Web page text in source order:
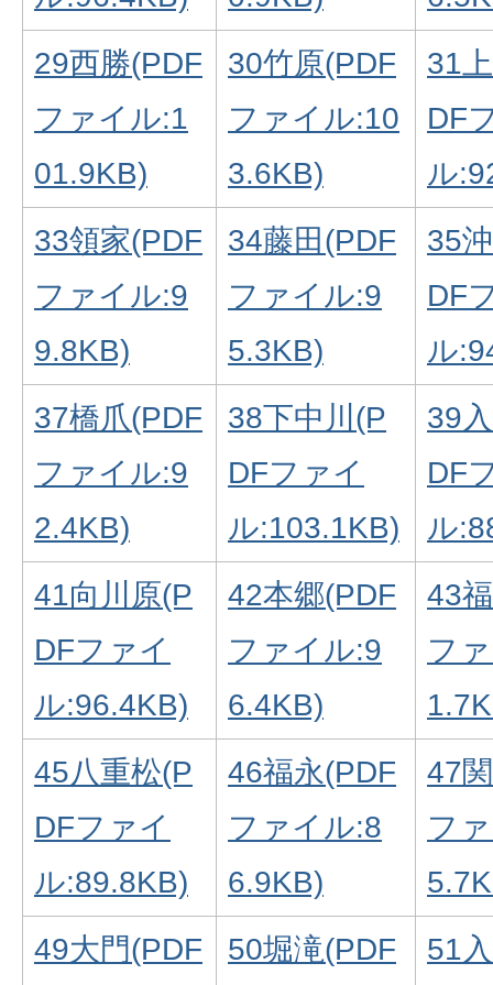
29西勝(PDF
ファイル:1
01.9KB)
30竹原(PDF
ファイル:10
3.6KB)
31
DF
ル
33領家(PDF
ファイル:9
9.8KB)
34藤田(PDF
ファイル:9
5.3KB)
35
DF
ル
37橋爪(PDF
ファイル:9
2.4KB)
38下中川(P
DFファイ
ル:103.1KB)
39
DF
ル
41向川原(P
DFファイ
ル:96.4KB)
42本郷(PDF
ファイル:9
6.4KB)
43
フ
45八重松(P
DFファイ
ル:89.8KB)
46福永(PDF
ファイル:8
6.9KB)
47
フ
49大門(PDF
50堀滝(PDF
51